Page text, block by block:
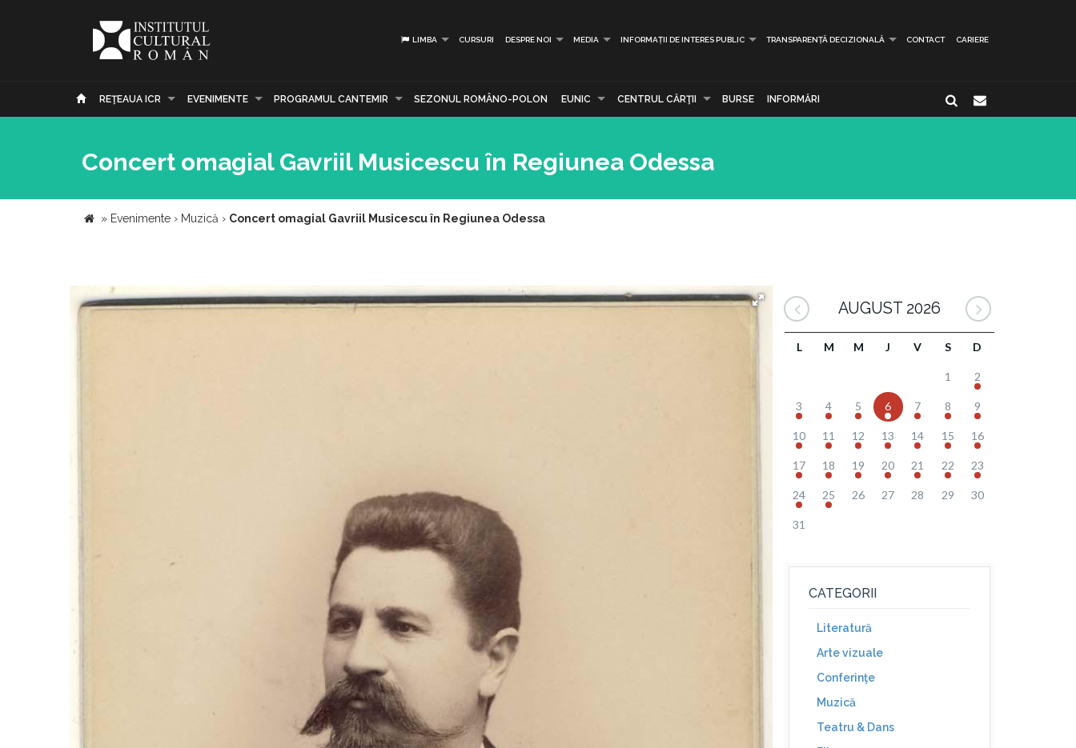
LIMBA CURSURI DESPRE NOI MEDIA INFORMAȚII DE INTERES PUBLIC TRANSPARENȚĂ DECIZIONALĂ CONTACT CARIERE
REŢEAUA ICR EVENIMENTE PROGRAMUL CANTEMIR SEZONUL ROMÂNO-POLON EUNIC CENTRUL CĂRŢII BURSE INFORMĂRI
Concert omagial Gavriil Musicescu în Regiunea Odessa
» Evenimente › Muzică › Concert omagial Gavriil Musicescu în Regiunea Odessa
AUGUST 2026
L M M J V S D
1 2
3 4 5 6 7 8 9
10 11 12 13 14 15 16
17 18 19 20 21 22 23
24 25 26 27 28 29 30
31
CATEGORII
Literatură
Arte vizuale
Conferinţe
Muzică
Teatru & Dans